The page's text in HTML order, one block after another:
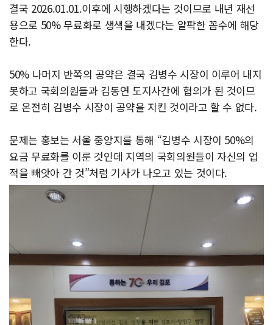
결국 2026.01.01.이후에 시행하겠다는 것이므로 내년 재선
용으로 50% 무료화로 생색을 내겠다는 얄팍한 꼼수에 해당
한다.
50% 나머지 반쪽의 공약은 결국 김병수 시장이 이루어 내지
못하고 국회의원들과 김동연 도지사간에 협의가 된 것이므
로 온전히 김병수 시장이 공약을 지킨 것이라고 할 수 없다.
문제는 홍보는 서울 중앙지를 통해 “김병수 시장이 50%의
요금 무료화를 이룬 것인데 지역의 국회의원들이 자신의 업
적을 빼앗아 간 것”처럼 기사가 나오고 있는 것이다.